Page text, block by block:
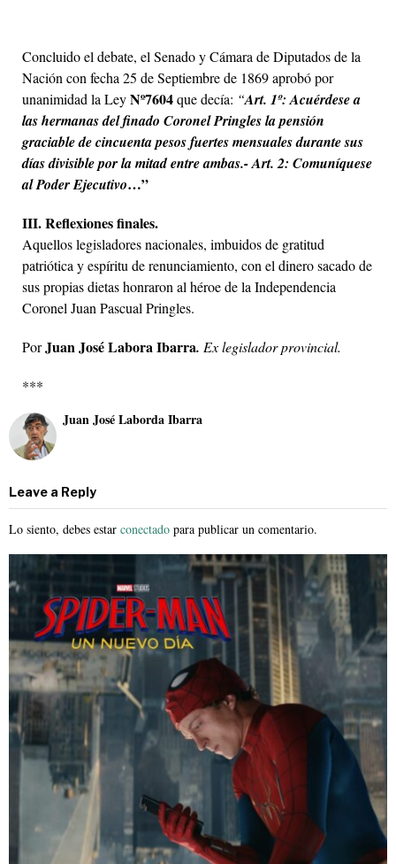
Concluido el debate, el Senado y Cámara de Diputados de la
Nación con fecha 25 de Septiembre de 1869 aprobó por
unanimidad la LeyNº7604que decía: “Art. 1º: Acuérdese a
las hermanas del finado Coronel Pringles la pensión
graciable de cincuenta pesos fuertes mensuales durante sus
días divisible por la mitad entre ambas.- Art. 2: Comuníquese
al Poder Ejecutivo…”
III. Reflexiones finales.
Aquellos legisladores nacionales, imbuidos de gratitud
patriótica y espíritu de renunciamiento, con el dinero sacado de
sus propias dietas honraron al héroe de la Independencia
Coronel Juan Pascual Pringles.
PorJuan José Labora Ibarra. Ex legislador provincial.
***
Juan José Laborda Ibarra
Leave a Reply
Lo siento, debes estar conectado para publicar un comentario.